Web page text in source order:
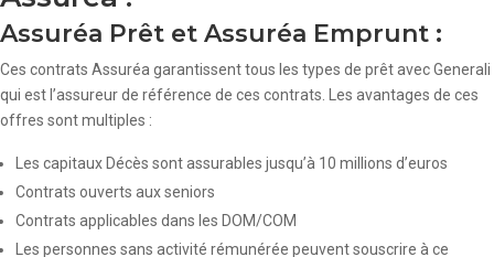
Assuréa Prêt et Assuréa Emprunt :
Ces contrats Assuréa garantissent tous les types de prêt avec Generali
qui est l’assureur de référence de ces contrats. Les avantages de ces
offres sont multiples :
Les capitaux Décès sont assurables jusqu’à 10 millions d’euros
Contrats ouverts aux seniors
Contrats applicables dans les DOM/COM
Les personnes sans activité rémunérée peuvent souscrire à ce